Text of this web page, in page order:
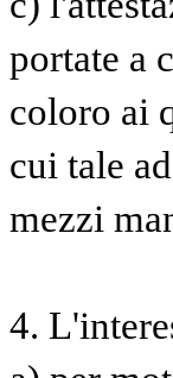
portate a
coloro ai
cui tale
mezzi
4.